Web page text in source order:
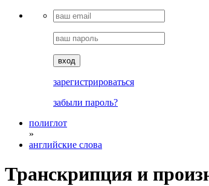
вход
зарегистрироваться
забыли пароль?
полиглот
»
английские слова
Транскрипция и